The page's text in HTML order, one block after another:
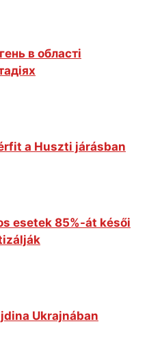
в області
a Huszti járásban
esetek 85%-át késői
Ukrajnában